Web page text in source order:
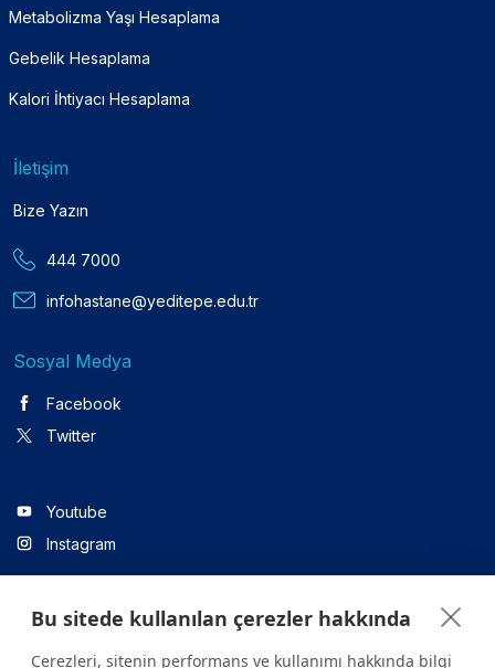
Metabolizma Yaşı Hesaplama
Gebelik Hesaplama
Kalori İhtiyacı Hesaplama
İletişim
Bize Yazın
444 7000
infohastane@yeditepe.edu.tr
Sosyal Medya
Facebook
Twitter
Youtube
Instagram
Linkedin
Bu sitede kullanılan çerezler hakkında
Çerezleri, sitenin performans ve kullanımı hakkında bilgi